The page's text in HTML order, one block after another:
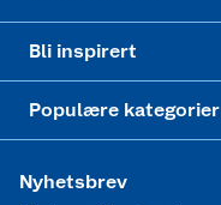
Bli inspirert
Populære kategorier
Nyhetsbrev